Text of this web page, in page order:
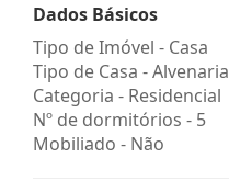
Dados Básicos
Tipo de Imóvel - Casa
Tipo de Casa - Alvenaria
Categoria - Residencial
Nº de dormitórios - 5
Mobiliado - Não